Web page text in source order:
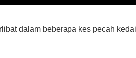
dalam beberapa kes pecah